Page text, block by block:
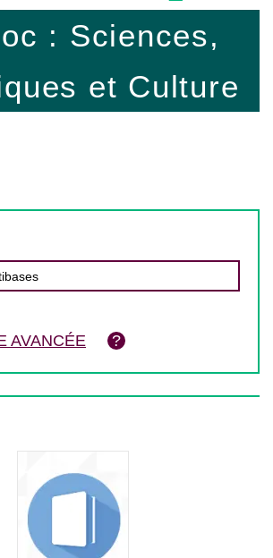
: Sciences,
et Culture
AVANCÉE